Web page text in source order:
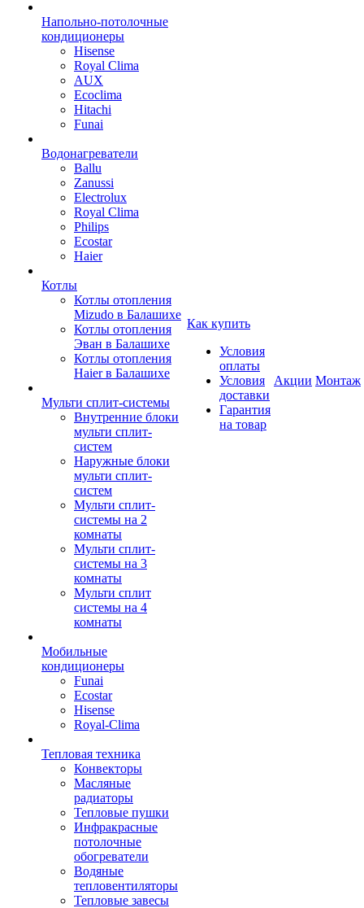
Напольно-потолочные
кондиционеры
Hisense
Royal Clima
AUX
Ecoclima
Hitachi
Funai
Водонагреватели
Ballu
Zanussi
Electrolux
Royal Clima
Philips
Ecostar
Haier
Котлы
Котлы отопления
Mizudo в Балашихе
Котлы отопления
Эван в Балашихе
Котлы отопления
Haier в Балашихе
Мульти сплит-системы
Внутренние блоки
мульти сплит-
систем
Наружные блоки
мульти сплит-
систем
Мульти сплит-
системы на 2
комнаты
Мульти сплит-
системы на 3
комнаты
Мульти сплит
системы на 4
комнаты
Мобильные
кондиционеры
Funai
Ecostar
Hisense
Royal-Clima
Тепловая техника
Конвекторы
Масляные
радиаторы
Тепловые пушки
Инфракрасные
потолочные
обогреватели
Водяные
тепловентиляторы
Тепловые завесы
Как купить
Условия
оплаты
Условия
доставки
Гарантия
на товар
Акции Монтаж